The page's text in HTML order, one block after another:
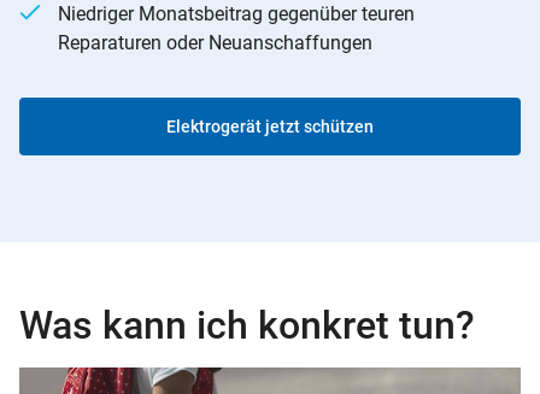
Niedriger Monatsbeitrag gegenüber teuren
Reparaturen oder Neuanschaffungen
Elektrogerät jetzt schützen
Was kann ich konkret tun?